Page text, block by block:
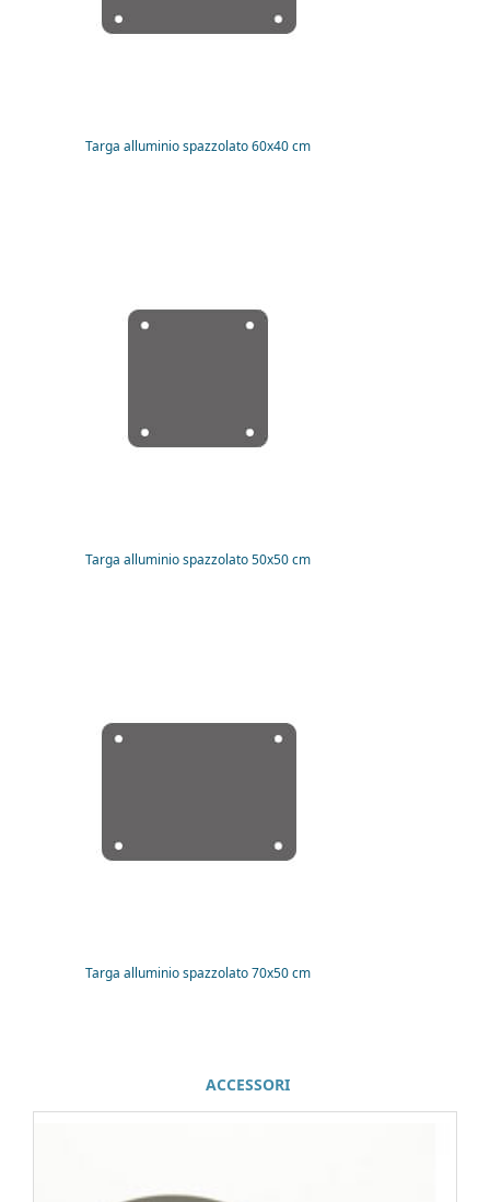
Targa alluminio spazzolato 60x40 cm
Targa alluminio spazzolato 50x50 cm
Targa alluminio spazzolato 70x50 cm
ACCESSORI